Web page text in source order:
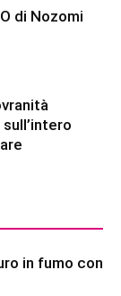
di Nozomi
in fumo con